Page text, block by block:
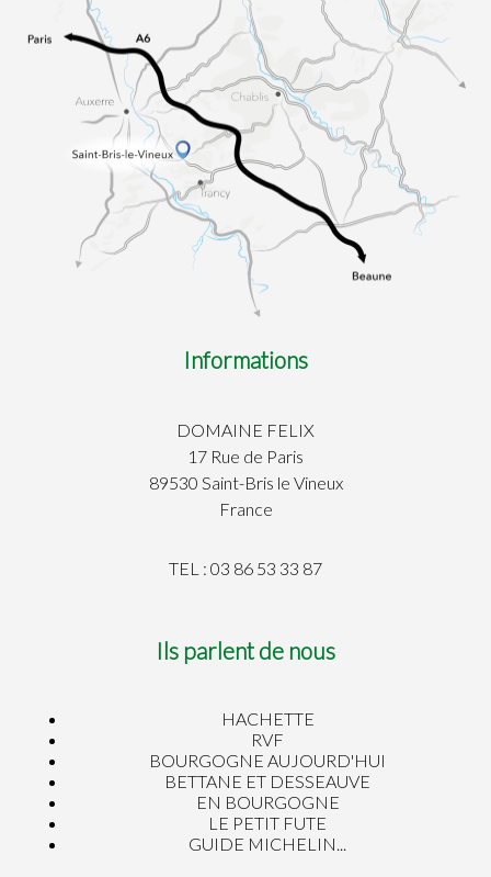
Informations
DOMAINE FELIX
17 Rue de Paris
89530 Saint-Bris le Vineux
France
TEL : 03 86 53 33 87
Ils parlent de nous
HACHETTE
RVF
BOURGOGNE AUJOURD'HUI
BETTANE ET DESSEAUVE
EN BOURGOGNE
LE PETIT FUTE
GUIDE MICHELIN...